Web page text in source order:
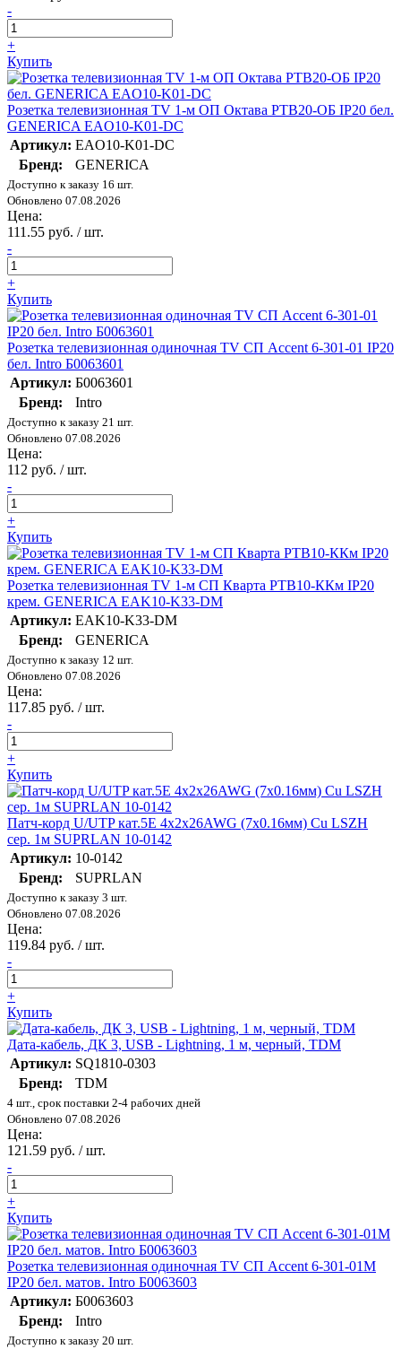
-
+
Купить
Розетка телевизионная TV 1-м ОП Октава РТВ20-ОБ IP20 бел.
GENERICA EAO10-K01-DC
Артикул: EAO10-K01-DC
Бренд:
GENERICA
Доступно к заказу 16 шт.
Обновлено 07.08.2026
Цена:
111.55 руб. / шт.
-
+
Купить
Розетка телевизионная одиночная TV СП Accent 6-301-01 IP20
бел. Intro Б0063601
Артикул: Б0063601
Бренд:
Intro
Доступно к заказу 21 шт.
Обновлено 07.08.2026
Цена:
112 руб. / шт.
-
+
Купить
Розетка телевизионная TV 1-м СП Кварта РТВ10-ККм IP20
крем. GENERICA EAK10-K33-DM
Артикул: EAK10-K33-DM
Бренд:
GENERICA
Доступно к заказу 12 шт.
Обновлено 07.08.2026
Цена:
117.85 руб. / шт.
-
+
Купить
Патч-корд U/UTP кат.5E 4х2х26AWG (7х0.16мм) Cu LSZH
сер. 1м SUPRLAN 10-0142
Артикул: 10-0142
Бренд:
SUPRLAN
Доступно к заказу 3 шт.
Обновлено 07.08.2026
Цена:
119.84 руб. / шт.
-
+
Купить
Дата-кабель, ДК 3, USB - Lightning, 1 м, черный, TDM
Артикул: SQ1810-0303
Бренд:
TDM
4 шт., срок поставки 2-4 рабочих дней
Обновлено 07.08.2026
Цена:
121.59 руб. / шт.
-
+
Купить
Розетка телевизионная одиночная TV СП Accent 6-301-01М
IP20 бел. матов. Intro Б0063603
Артикул: Б0063603
Бренд:
Intro
Доступно к заказу 20 шт.